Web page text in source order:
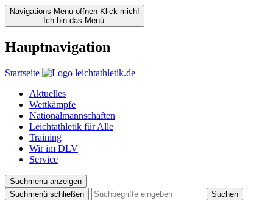
Navigations Menu öffnen Klick mich!
Ich bin das Menü.
Hauptnavigation
Startseite
Aktuelles
Wettkämpfe
Nationalmannschaften
Leichtathletik für Alle
Training
Wir im DLV
Service
Suchmenü anzeigen
Suchmenü schließen
Suchen